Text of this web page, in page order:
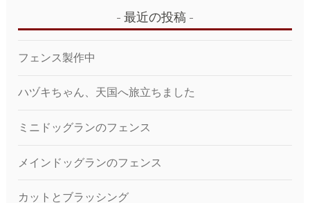
最近の投稿
フェンス製作中
ハヅキちゃん、天国へ旅立ちました
ミニドッグランのフェンス
メインドッグランのフェンス
カットとブラッシング